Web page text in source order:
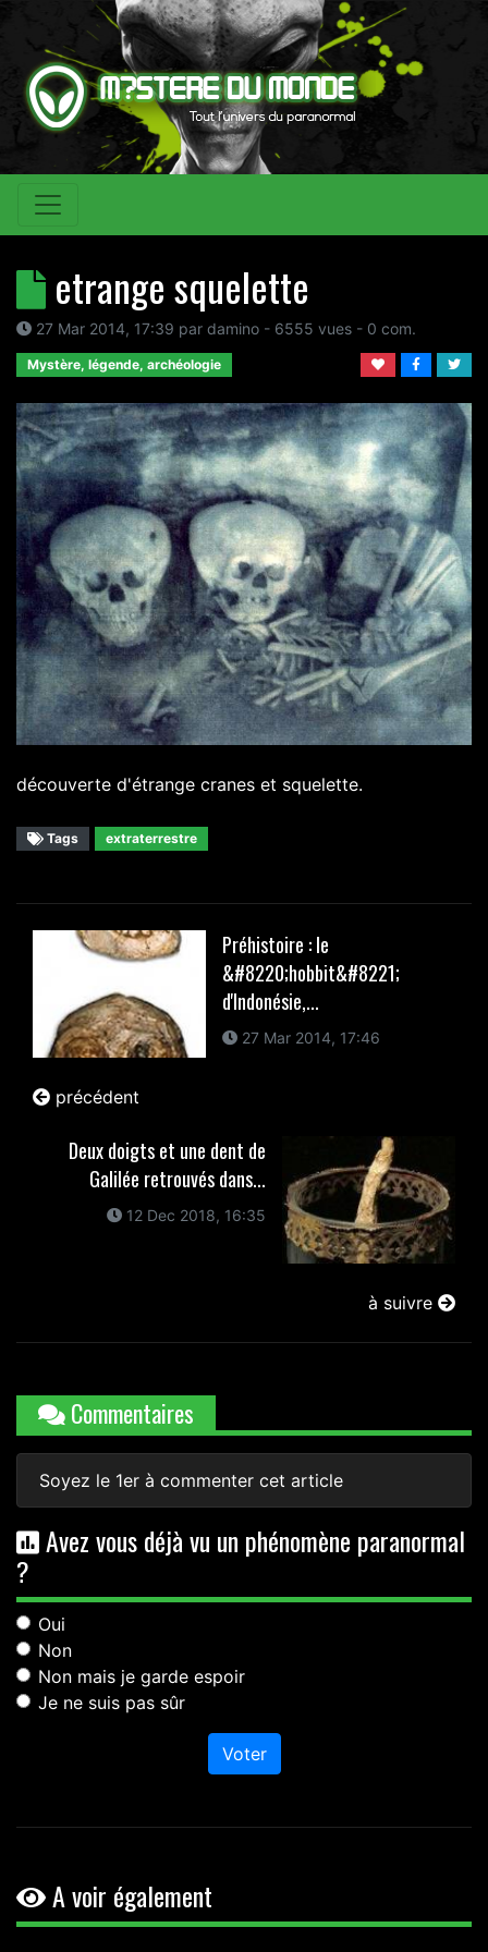
etrange squelette
27 Mar 2014, 17:39 par damino - 6555 vues - 0 com.
Mystère, légende, archéologie
découverte d'étrange cranes et squelette.
Tags extraterrestre
Préhistoire : le
&#8220;hobbit&#8221;
d'Indonésie,...
27 Mar 2014, 17:46
précédent
Deux doigts et une dent de
Galilée retrouvés dans...
12 Dec 2018, 16:35
à suivre
Commentaires
Soyez le 1er à commenter cet article
Avez vous déjà vu un phénomène paranormal
?
Oui
Non
Non mais je garde espoir
Je ne suis pas sûr
Voter
A voir également